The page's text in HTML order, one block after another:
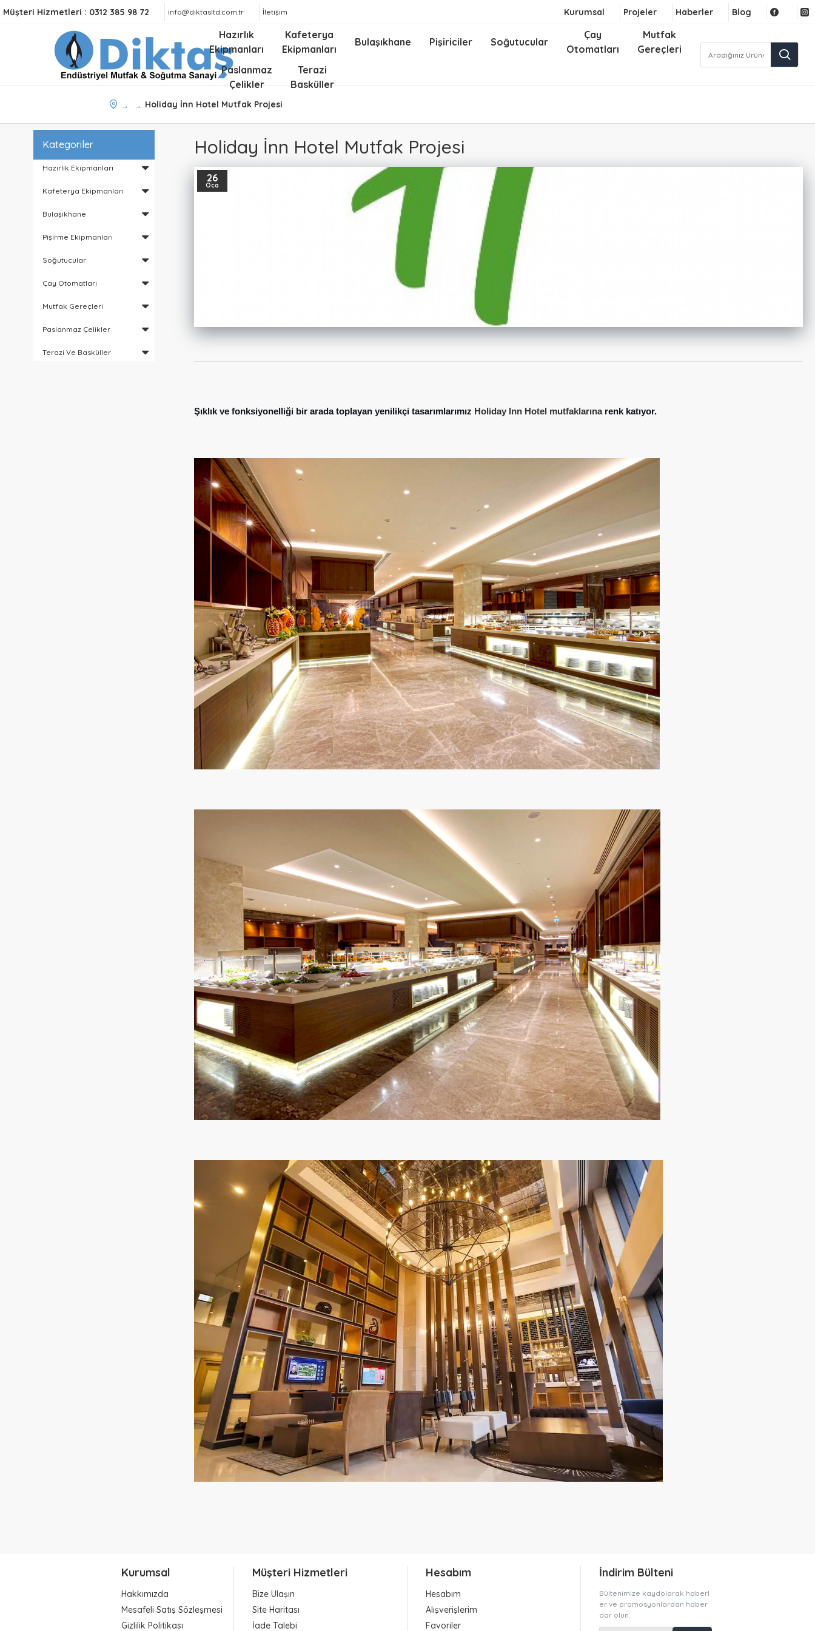
Müşteri Hizmetleri : 0312 385 98 72 info@diktasltd.com.tr İletişim Kurumsal Projeler Haberler Blog
Hazırlık
Ekipmanları
Kafeterya
Ekipmanları
Bulaşıkhane Pişiriciler Soğutucular
Çay
Otomatları
Mutfak
Gereçleri
Paslanmaz
Çelikler
Terazi
Basküller
Holiday İnn Hotel Mutfak Projesi
Kategoriler
Hazırlık Ekipmanları
Kafeterya Ekipmanları
Bulaşıkhane
Pişirme Ekipmanları
Soğutucular
Çay Otomatları
Mutfak Gereçleri
Paslanmaz Çelikler
Terazi Ve Basküller
Holiday İnn Hotel Mutfak Projesi
26
Oca
Şıklık ve fonksiyonelliği bir arada toplayan yenilikçi tasarımlarımız Holiday Inn Hotel mutfaklarına renk katıyor.
Kurumsal
Hakkımızda
Mesafeli Satış Sözleşmesi
Gizlilik Politikası
Müşteri Hizmetleri
Bize Ulaşın
Site Haritası
İade Talebi
Hesabım
Hesabım
Alışverişlerim
Favoriler
İndirim Bülteni
Bültenimize kaydolarak haberl
er ve promosyonlardan haber
dar olun.